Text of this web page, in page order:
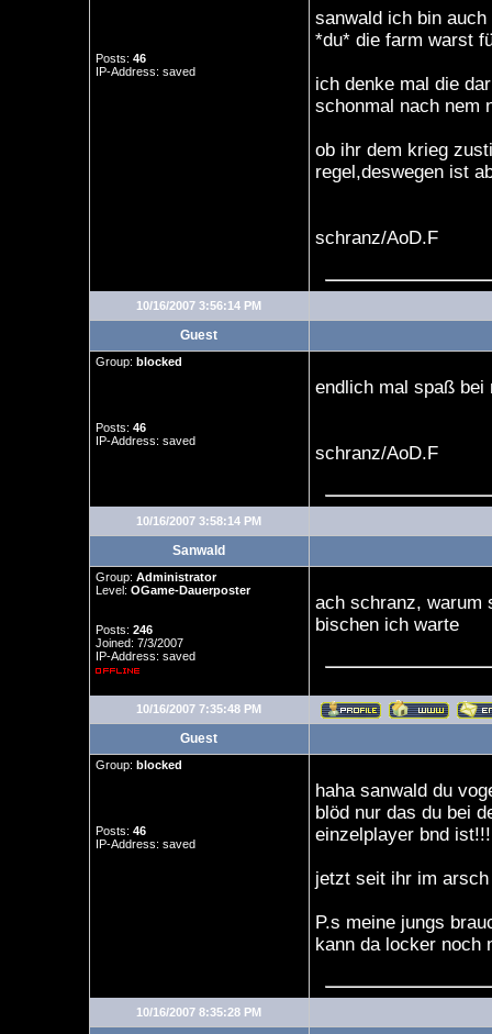
Posts: 46
IP-Address: saved
sanwald ich bin
*du* die farm warst
ich denke mal die
schonmal nach nem
ob ihr dem krieg
regel,deswegen ist
schranz/AoD.F
10/16/2007 3:56:14 PM
Guest
Group: blocked
Posts: 46
IP-Address: saved
endlich mal spaß bei
schranz/AoD.F
10/16/2007 3:58:14 PM
Sanwald
Group: Administrator
Level: OGame-Dauerposter
Posts: 246
Joined: 7/3/2007
IP-Address: saved
ach schranz, warum
bischen ich warte
10/16/2007 7:35:48 PM
Guest
Group: blocked
Posts: 46
IP-Address: saved
haha sanwald du
blöd nur das du bei
einzelplayer bnd ist!!!
jetzt seit ihr im
P.s meine jungs
kann da locker noch
10/16/2007 8:35:28 PM